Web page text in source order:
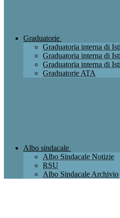
Graduatorie
Graduatoria interna di
Graduatoria interna di
Graduatoria interna di
Graduatorie ATA
Albo sindacale
Albo Sindacale Notizie
RSU
Albo Sindacale Archivio